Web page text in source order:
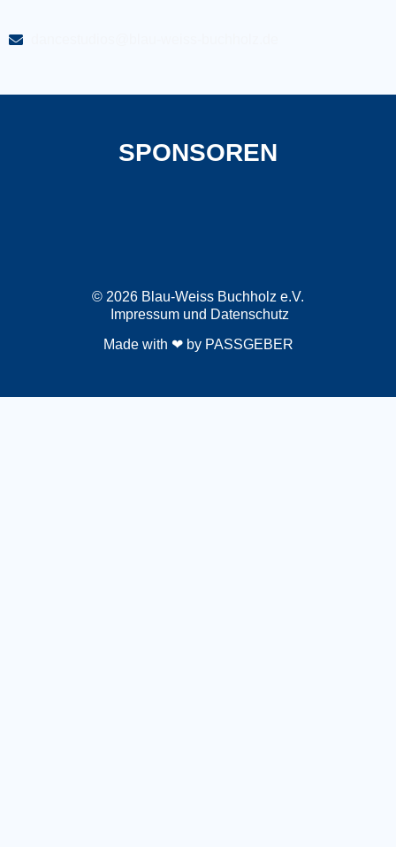
SPONSOREN
© 2026 Blau-Weiss Buchholz e.V.
Impressum und Datenschutz
Made with ❤ by PASSGEBER